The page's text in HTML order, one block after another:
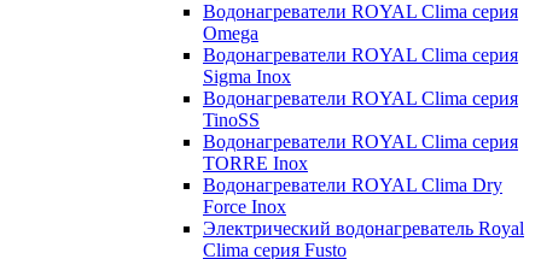
Водонагреватели ROYAL Clima серия
Omega
Водонагреватели ROYAL Clima серия
Sigma Inox
Водонагреватели ROYAL Clima серия
TinoSS
Водонагреватели ROYAL Clima серия
TORRE Inox
Водонагреватели ROYAL Clima Dry
Force Inox
Электрический водонагреватель Royal
Clima серия Fusto